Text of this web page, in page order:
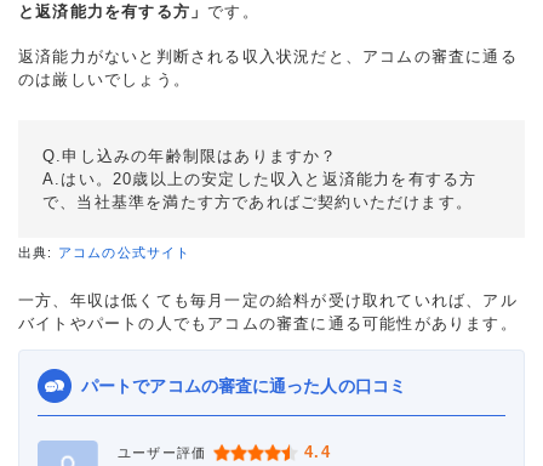
と返済能力を有する方」です。
返済能力がないと判断される収入状況だと、アコムの審査に通る
のは厳しいでしょう。
Q.申し込みの年齢制限はありますか？
A.はい。20歳以上の安定した収入と返済能力を有する方
で、当社基準を満たす方であればご契約いただけます。
出典: アコムの公式サイト
一方、年収は低くても毎月一定の給料が受け取れていれば、アル
バイトやパートの人でもアコムの審査に通る可能性があります。
パートでアコムの審査に通った人の口コミ
ユーザー評価 4.4